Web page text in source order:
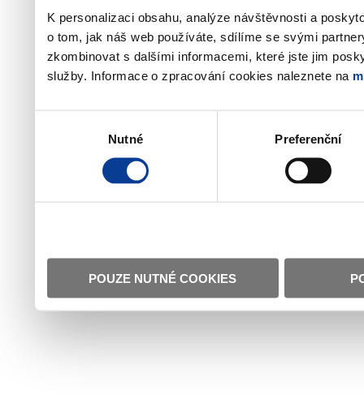
K personalizaci obsahu, analýze návštěvnosti a
o tom, jak náš web používáte, sdílíme se svými
zkombinovat s dalšími informacemi, které jste jim
služby. Informace o zpracování cookies naleznete na
Nutné Preferenční
POUZE NUTNÉ COOKIES